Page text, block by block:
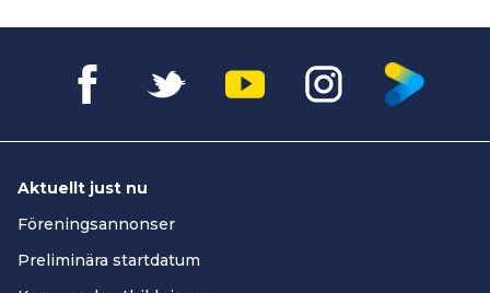
Aktuellt just nu
Föreningsannonser
Preliminära startdatum